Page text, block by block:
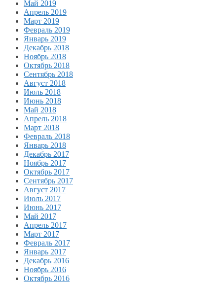
Май 2019
Апрель 2019
Март 2019
Февраль 2019
Январь 2019
Декабрь 2018
Ноябрь 2018
Октябрь 2018
Сентябрь 2018
Август 2018
Июль 2018
Июнь 2018
Май 2018
Апрель 2018
Март 2018
Февраль 2018
Январь 2018
Декабрь 2017
Ноябрь 2017
Октябрь 2017
Сентябрь 2017
Август 2017
Июль 2017
Июнь 2017
Май 2017
Апрель 2017
Март 2017
Февраль 2017
Январь 2017
Декабрь 2016
Ноябрь 2016
Октябрь 2016